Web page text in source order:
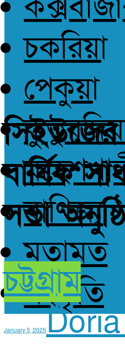
চকরিয়া
পেকুয়া
বাণিজ্য
মতামত
সংস্কৃতি
সিইউজের
বার্ষিক
সভা
চট্টগ্রাম
January 5, 2025